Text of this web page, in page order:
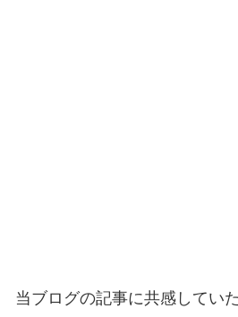
当ブログの記事に共感してい